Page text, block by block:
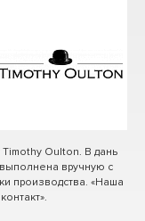
Oulton. В дань
вручную с
производства. «Наша